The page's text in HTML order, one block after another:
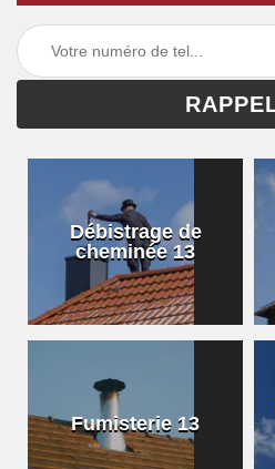
Débistrage de
cheminée 13
Fumisterie 13